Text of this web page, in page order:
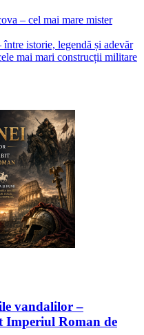
– cel mai mare mister
istorie, legendă și adevăr
mai mari construcții militare
vandalilor –
Imperiul Roman de